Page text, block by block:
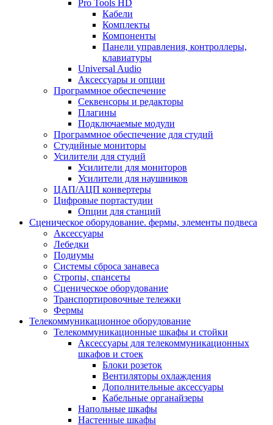
Pro Tools HD
Кабели
Комплекты
Компоненты
Панели управления, контроллеры,
клавиатуры
Universal Audio
Аксессуары и опции
Программное обеспечение
Cеквенсоры и редакторы
Плагины
Подключаемые модули
Программное обеспечение для студий
Студийные мониторы
Усилители для студий
Усилители для мониторов
Усилители для наушников
ЦАП/АЦП конвертеры
Цифровые портастудии
Опции для станций
Сценическое оборудование. фермы, элементы подвеса
Аксессуары
Лебедки
Подиумы
Системы сброса занавеса
Стропы, спансеты
Сценическое оборудование
Транспортировочные тележки
Фермы
Телекоммуникационное оборудование
Телекоммуникационные шкафы и стойки
Аксессуары для телекоммуникационных
шкафов и стоек
Блоки розеток
Вентиляторы охлаждения
Дополнительные аксессуары
Кабельные органайзеры
Напольные шкафы
Настенные шкафы